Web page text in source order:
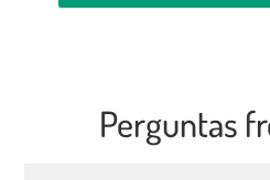
Perguntas